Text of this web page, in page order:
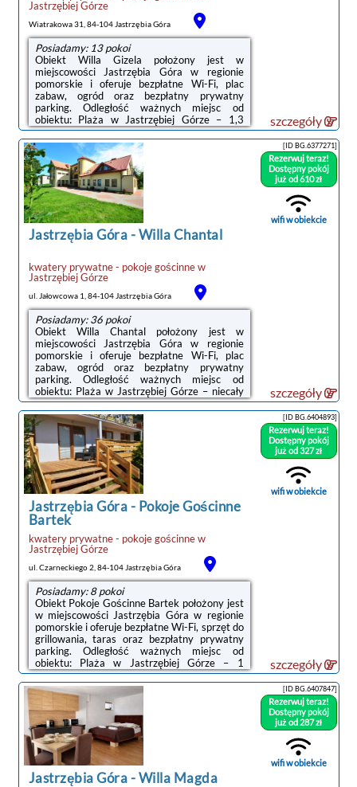
Jastrzębiej Górze
Wiatrakowa 31, 84-104 Jastrzębia Góra
Posiadamy: 13 pokoi
Obiekt Willa Gizela położony jest w
miejscowości Jastrzębia Góra w regionie
pomorskie i oferuje bezpłatne Wi-Fi, plac
zabaw, ogród oraz bezpłatny prywatny
parking. Odległość ważnych miejsc od
obiektu: Plaża w Jastrzębiej Górze – 1,3
km.Na miejscu znajduje się telewizor z
płaskim ekranem oraz prywatna łazienka z
prysznicem. Kuchnię wyposażono w lodówkę,
zmywarkę oraz piekarnik.Obiekt dysponuje
sprzętem do grillowania.W obiekcie dostępny
jest taras oraz wspólny salon.Odległość
ważnych miejsc od obiektu: Port Gdynia – 42
km, Stocznia Gdynia – 46 km. Lotnisko
Lotnisko ...
szczegóły
Jastrzębia Góra-Willa Chantal
kwatery prywatne - pokoje gościnnew
Jastrzębiej Górze
ul. Jałowcowa 1, 84-104 Jastrzębia Góra
Posiadamy: 36 pokoi
Obiekt Willa Chantal położony jest w
miejscowości Jastrzębia Góra w regionie
pomorskie i oferuje bezpłatne Wi-Fi, plac
zabaw, ogród oraz bezpłatny prywatny
parking. Odległość ważnych miejsc od
obiektu: Plaża w Jastrzębiej Górze – niecały
kilometr.W obiekcie serwowane jest
śniadanie pełne angielskieirlandzkie lub
wegetariańskie.Obiekt dysponuje sprzętem
do grillowania.W obiekcie dostępny jest taras
oraz wspólny salon.Odległość ważnych miejsc
od obiektu: Port Gdynia – 41 km, Stocznia
Gdynia – 44 km. Lotnisko Lotnisko Gdańsk-
Rębiechowo znajduje się 66 km od
obiektu.Doba ...
[ID BG.6377271]
Rezerwuj teraz!
Dostępny pokój
już od 610 zł
wifi w obiekcie
szczegóły
Jastrzębia Góra- Pokoje Gościnne
Bartek
kwatery prywatne - pokoje gościnnew
Jastrzębiej Górze
ul. Czarneckiego 2, 84-104 Jastrzębia Góra
Posiadamy: 8 pokoi
Obiekt Pokoje Gościnne Bartek położony jest
w miejscowości Jastrzębia Góra w regionie
pomorskie i oferuje bezpłatne Wi-Fi, sprzęt do
grillowania, taras oraz bezpłatny prywatny
parking. Odległość ważnych miejsc od
obiektu: Plaża w Jastrzębiej Górze – 1
km.Wyposażenie obejmuje także lodówkę i
czajnik.W okolicy panują doskonałe warunki
do uprawiania jazdy na rowerze.Odległość
ważnych miejsc od obiektu: Port Gdynia – 41
km, Stocznia Gdynia – 44 km. Lotnisko
Lotnisko Gdańsk-Rębiechowo znajduje się 66
km od obiektu. Goście mogą skorzystać z
płatnego transferu lotniskowego.Doba ...
[ID BG.6404893]
Rezerwuj teraz!
Dostępny pokój
już od 327 zł
wifi w obiekcie
szczegóły
Jastrzębia Góra-Willa Magda
[ID BG.6407847]
Rezerwuj teraz!
Dostępny pokój
już od 287 zł
wifi w obiekcie